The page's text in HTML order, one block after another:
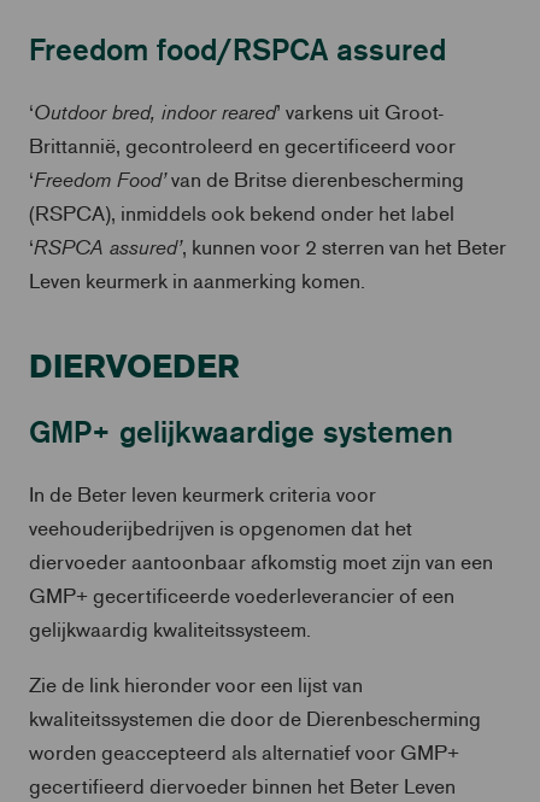
Freedom food/RSPCA assured
‘Outdoor bred, indoor reared’ varkens uit Groot-
Brittannië, gecontroleerd en gecertificeerd voor
‘Freedom Food’van de Britse dierenbescherming
(RSPCA), inmiddels ook bekend onder het label
‘RSPCA assured’, kunnen voor 2 sterren van het Beter
Leven keurmerk in aanmerking komen.
DIERVOEDER
GMP+ gelijkwaardige systemen
In de Beter leven keurmerk criteria voor
veehouderijbedrijven is opgenomen dat het
diervoeder aantoonbaar afkomstig moet zijn van een
GMP+ gecertificeerde voederleverancier of een
gelijkwaardig kwaliteitssysteem.
Zie de link hieronder voor een lijst van
kwaliteitssystemen die door de Dierenbescherming
worden geaccepteerd als alternatief voor GMP+
gecertifieerd diervoeder binnen het Beter Leven